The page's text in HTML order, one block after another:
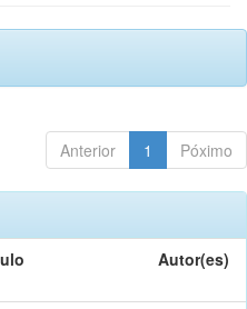
Anterior 1 Póximo
Autor(es)